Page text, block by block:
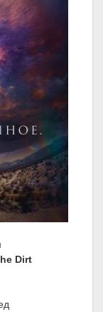
Dirt